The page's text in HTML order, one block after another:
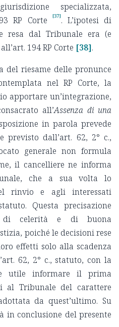
specializzata,
RP Corte
[37]. L’ipotesi di
resa dal Tribunale era (e
194 RP Corte [38].
del riesame delle pronunce
nel RP Corte, la
apportare un’integrazione,
all’Assenza di una
in parola prevede
previsto dall’art. 62, 2° c.,
generale non formula
il cancelliere ne informa
che a sua volta lo
rinvio e agli interessati
Questa precisazione
di celerità e di buona
poiché le decisioni rese
effetti solo alla scadenza
62, 2° c., statuto, con la
utile informare il prima
al Tribunale del carattere
da quest’ultimo. Su
in conclusione del presente